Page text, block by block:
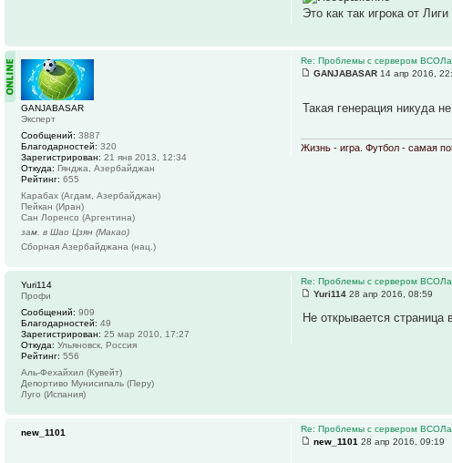
Это как так игрока от
Re: Проблемы с сервером ВСОЛа
GANJABASAR 14 апр 2016,
Такая генерация никуда
Жизнь - игра. Футбол - самая
GANJABASAR
Эксперт
Сообщений: 3887
Благодарностей: 320
Зарегистрирован: 21 янв 2013, 12:34
Откуда: Гянджа, Азербайджан
Рейтинг: 655
Карабах (Агдам, Азербайджан)
Пейкан (Иран)
Сан Лоренсо (Аргентина)
зам. в Шао Цзян (Макао)
Сборная Азербайджана (нац.)
Re: Проблемы с сервером ВСОЛа
Yuri114 28 апр 2016, 08:59
Не открывается страница
Yuri114
Профи
Сообщений: 909
Благодарностей: 49
Зарегистрирован: 25 мар 2010, 17:27
Откуда: Ульяновск, Россия
Рейтинг: 556
Аль-Фехайхил (Кувейт)
Депортиво Мунисипаль (Перу)
Луго (Испания)
Re: Проблемы с сервером ВСОЛа
new_1101 28 апр 2016, 09:19
new_1101